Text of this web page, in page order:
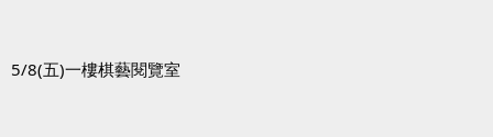
5/8(五)一樓棋藝閱覽室